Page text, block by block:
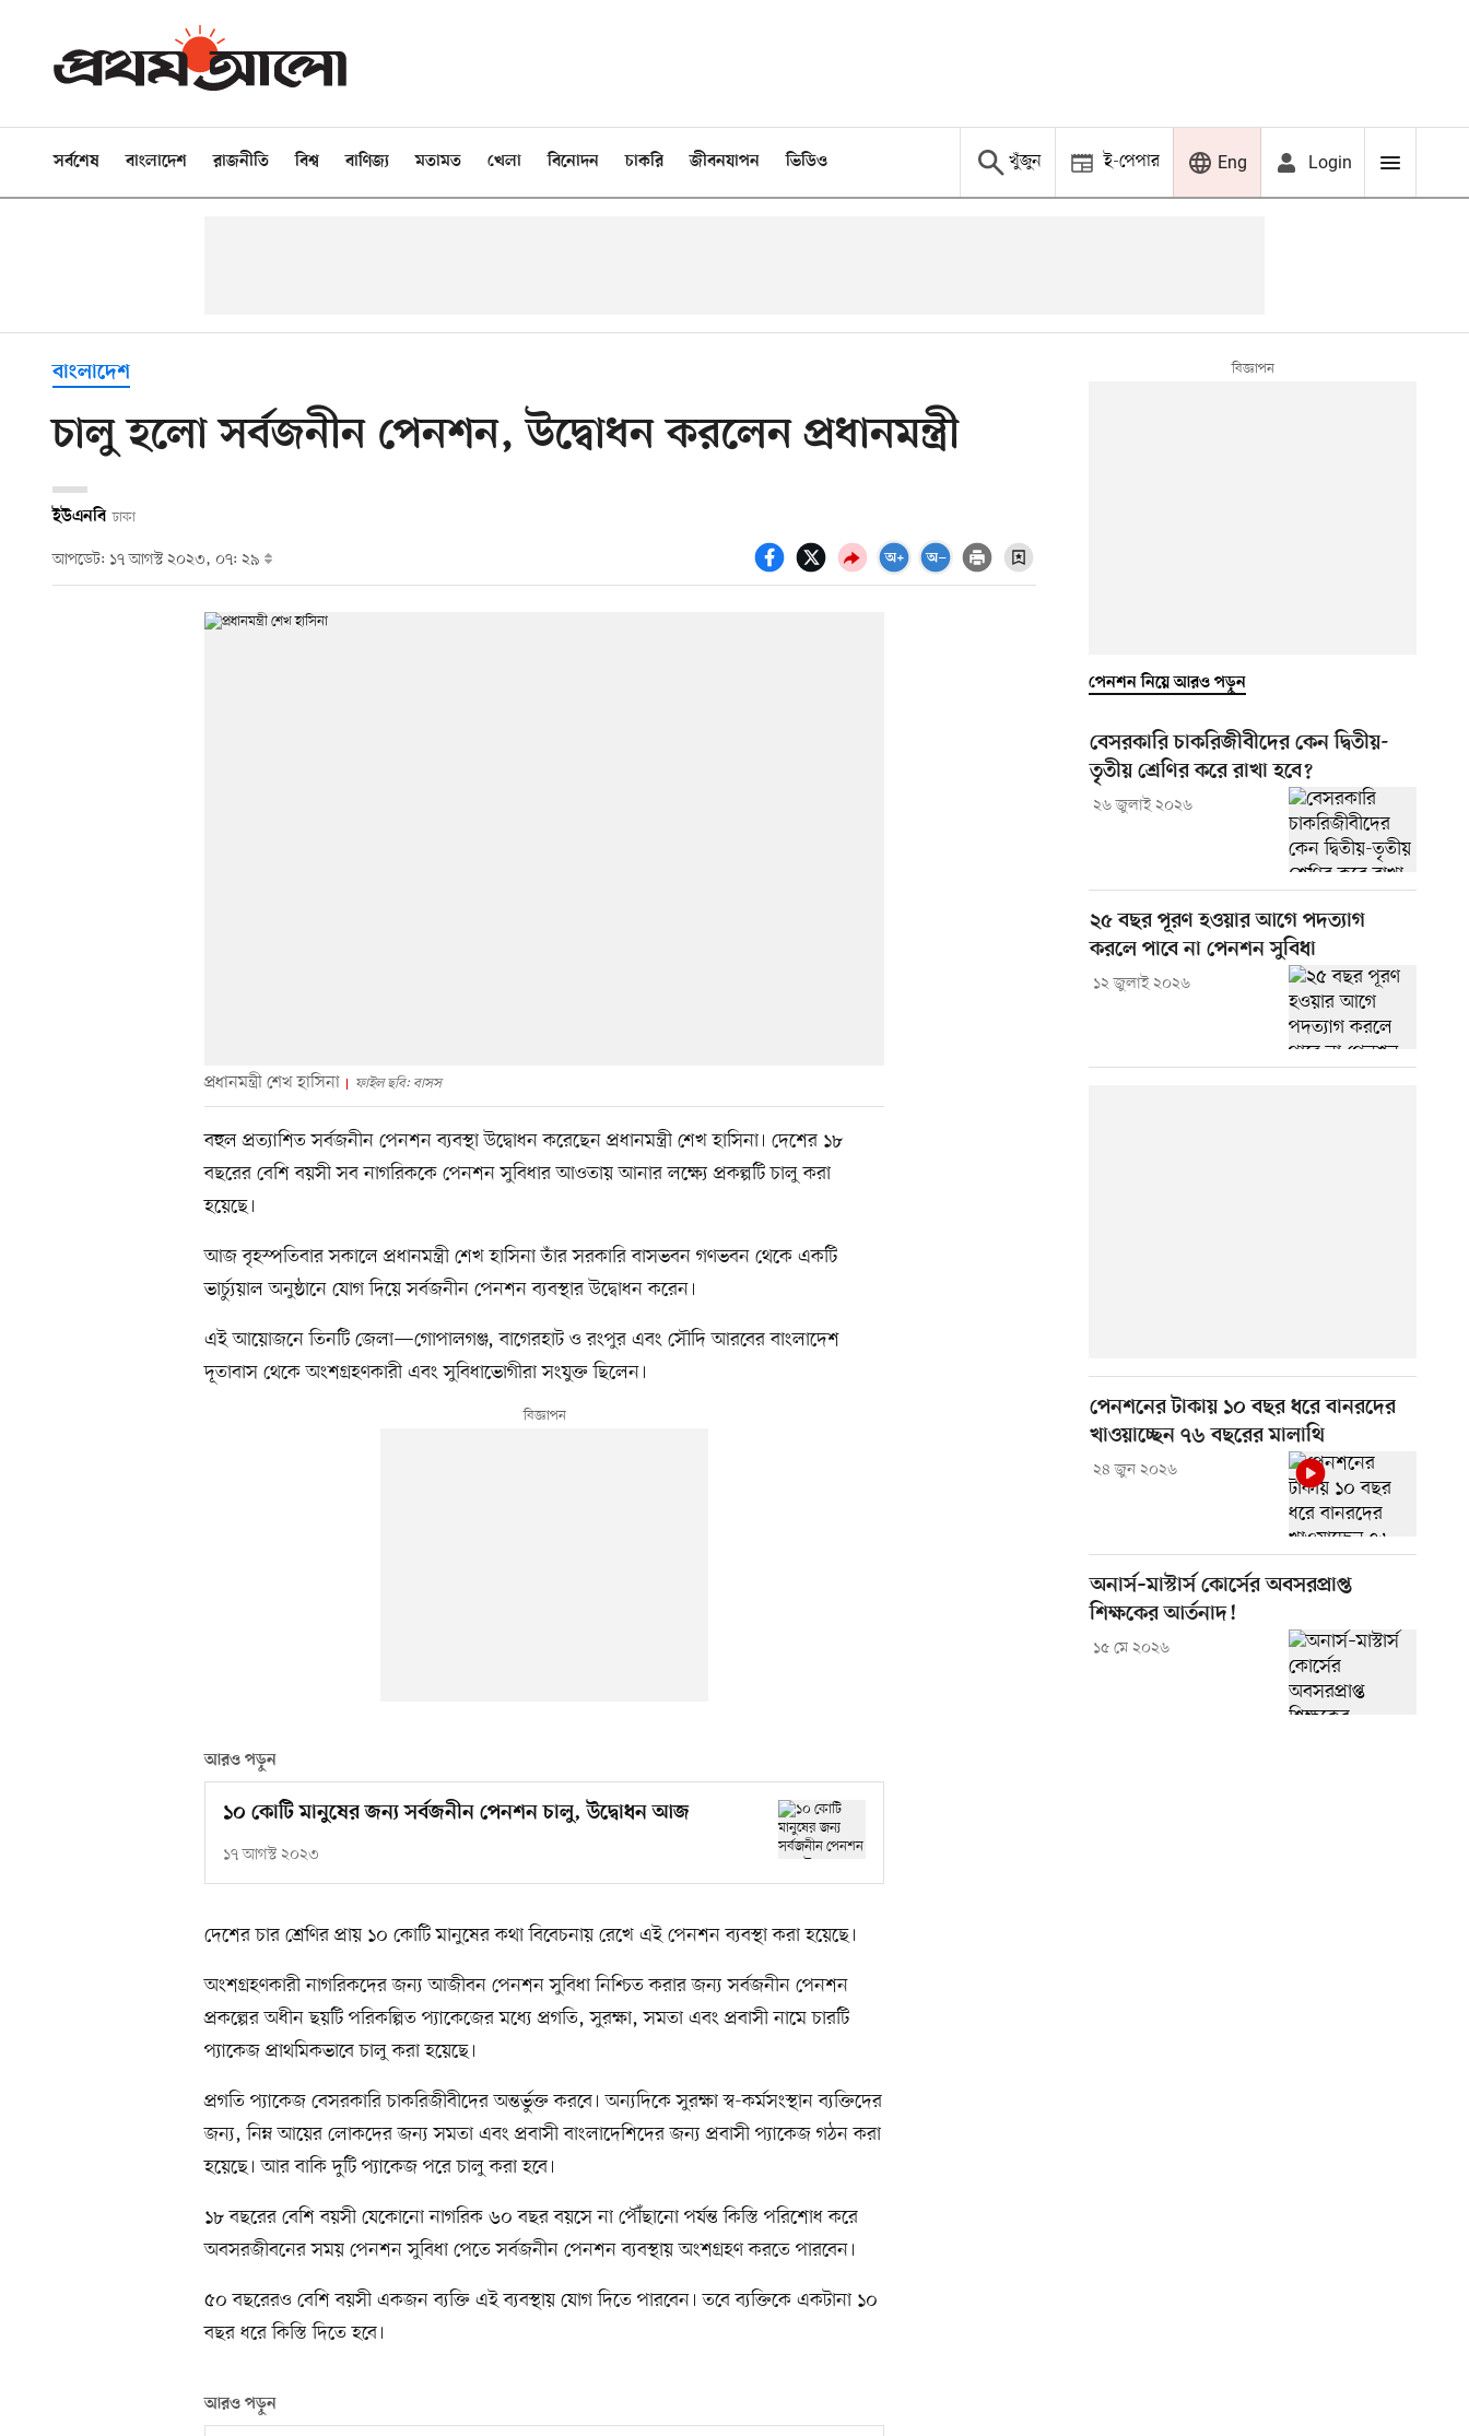
সর্বশেষ বাংলাদেশ রাজনীতি বিশ্ব বাণিজ্য মতামত খেলা বিনোদন চাকরি জীবনযাপন ভিডিও খুঁজুন ই-পেপার Eng Login
বাংলাদেশ
চালু হলো সর্বজনীন পেনশন, উদ্বোধন করলেন প্রধানমন্ত্রী
ইউএনবি ঢাকা
আপডেট: ১৭ আগস্ট ২০২৩, ০৭: ২৯
প্রধানমন্ত্রী শেখ হাসিনা ফাইল ছবি: বাসস
বহুল প্রত্যাশিত সর্বজনীন পেনশন ব্যবস্থা উদ্বোধন করেছেন প্রধানমন্ত্রী শেখ হাসিনা। দেশের ১৮
বছরের বেশি বয়সী সব নাগরিককে পেনশন সুবিধার আওতায় আনার লক্ষ্যে প্রকল্পটি চালু করা
হয়েছে।
আজ বৃহস্পতিবার সকালে প্রধানমন্ত্রী শেখ হাসিনা তাঁর সরকারি বাসভবন গণভবন থেকে একটি
ভার্চ্যুয়াল অনুষ্ঠানে যোগ দিয়ে সর্বজনীন পেনশন ব্যবস্থার উদ্বোধন করেন।
এই আয়োজনে তিনটি জেলা—গোপালগঞ্জ, বাগেরহাট ও রংপুর এবং সৌদি আরবের বাংলাদেশ
দূতাবাস থেকে অংশগ্রহণকারী এবং সুবিধাভোগীরা সংযুক্ত ছিলেন।
আরও পড়ুন
১০ কোটি মানুষের জন্য সর্বজনীন পেনশন চালু, উদ্বোধন আজ
১৭ আগস্ট ২০২৩
দেশের চার শ্রেণির প্রায় ১০ কোটি মানুষের কথা বিবেচনায় রেখে এই পেনশন ব্যবস্থা করা হয়েছে।
অংশগ্রহণকারী নাগরিকদের জন্য আজীবন পেনশন সুবিধা নিশ্চিত করার জন্য সর্বজনীন পেনশন
প্রকল্পের অধীন ছয়টি পরিকল্পিত প্যাকেজের মধ্যে প্রগতি, সুরক্ষা, সমতা এবং প্রবাসী নামে চারটি
প্যাকেজ প্রাথমিকভাবে চালু করা হয়েছে।
প্রগতি প্যাকেজ বেসরকারি চাকরিজীবীদের অন্তর্ভুক্ত করবে। অন্যদিকে সুরক্ষা স্ব-কর্মসংস্থান ব্যক্তিদের
জন্য, নিম্ন আয়ের লোকদের জন্য সমতা এবং প্রবাসী বাংলাদেশিদের জন্য প্রবাসী প্যাকেজ গঠন করা
হয়েছে। আর বাকি দুটি প্যাকেজ পরে চালু করা হবে।
১৮ বছরের বেশি বয়সী যেকোনো নাগরিক ৬০ বছর বয়সে না পৌঁছানো পর্যন্ত কিস্তি পরিশোধ করে
অবসরজীবনের সময় পেনশন সুবিধা পেতে সর্বজনীন পেনশন ব্যবস্থায় অংশগ্রহণ করতে পারবেন।
৫০ বছরেরও বেশি বয়সী একজন ব্যক্তি এই ব্যবস্থায় যোগ দিতে পারবেন। তবে ব্যক্তিকে একটানা ১০
বছর ধরে কিস্তি দিতে হবে।
আরও পড়ুন
পেনশন নিয়ে আরও পড়ুন
বেসরকারি চাকরিজীবীদের কেন দ্বিতীয়-
তৃতীয় শ্রেণির করে রাখা হবে?
২৬ জুলাই ২০২৬
২৫ বছর পূরণ হওয়ার আগে পদত্যাগ
করলে পাবে না পেনশন সুবিধা
১২ জুলাই ২০২৬
পেনশনের টাকায় ১০ বছর ধরে বানরদের
খাওয়াচ্ছেন ৭৬ বছরের মালাথি
২৪ জুন ২০২৬
অনার্স–মাস্টার্স কোর্সের অবসরপ্রাপ্ত
শিক্ষকের আর্তনাদ!
১৫ মে ২০২৬